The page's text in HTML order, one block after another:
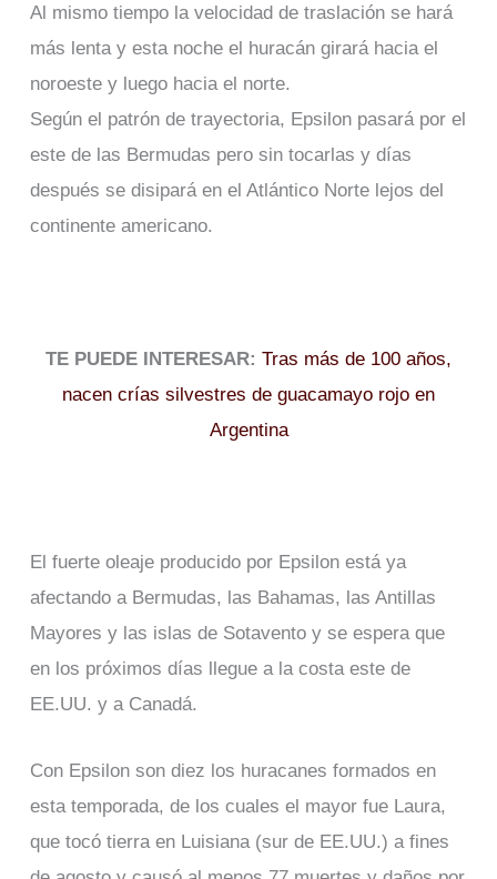
Al mismo tiempo la velocidad de traslación se hará
más lenta y esta noche el huracán girará hacia el
noroeste y luego hacia el norte.
Según el patrón de trayectoria, Epsilon pasará por el
este de las Bermudas pero sin tocarlas y días
después se disipará en el Atlántico Norte lejos del
continente americano.
TE PUEDE INTERESAR: Tras más de 100 años,
nacen crías silvestres de guacamayo rojo en
Argentina
El fuerte oleaje producido por Epsilon está ya
afectando a Bermudas, las Bahamas, las Antillas
Mayores y las islas de Sotavento y se espera que
en los próximos días llegue a la costa este de
EE.UU. y a Canadá.
Con Epsilon son diez los huracanes formados en
esta temporada, de los cuales el mayor fue Laura,
que tocó tierra en Luisiana (sur de EE.UU.) a fines